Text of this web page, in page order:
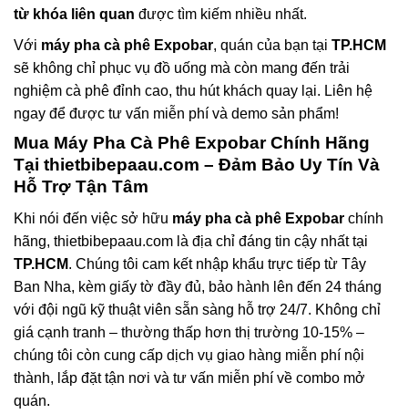
từ khóa liên quan được tìm kiếm nhiều nhất.
Với máy pha cà phê Expobar, quán của bạn tại TP.HCM
sẽ không chỉ phục vụ đồ uống mà còn mang đến trải
nghiệm cà phê đỉnh cao, thu hút khách quay lại. Liên hệ
ngay để được tư vấn miễn phí và demo sản phẩm!
Mua Máy Pha Cà Phê ExpobarChính Hãng
Tại thietbibepaau.com – Đảm Bảo Uy Tín Và
Hỗ Trợ Tận Tâm
Khi nói đến việc sở hữu máy pha cà phê Expobar chính
hãng, thietbibepaau.com là địa chỉ đáng tin cậy nhất tại
TP.HCM. Chúng tôi cam kết nhập khẩu trực tiếp từ Tây
Ban Nha, kèm giấy tờ đầy đủ, bảo hành lên đến 24 tháng
với đội ngũ kỹ thuật viên sẵn sàng hỗ trợ 24/7. Không chỉ
giá cạnh tranh – thường thấp hơn thị trường 10-15% –
chúng tôi còn cung cấp dịch vụ giao hàng miễn phí nội
thành, lắp đặt tận nơi và tư vấn miễn phí về combo mở
quán.